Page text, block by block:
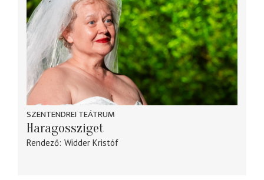
SZENTENDREI TEÁTRUM
Haragossziget
Rendező Widder Kristóf